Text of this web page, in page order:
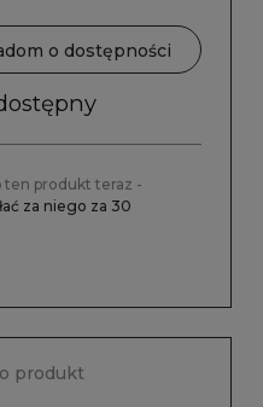
o dostępności
ten produkt teraz -
za niego za 30
produkt